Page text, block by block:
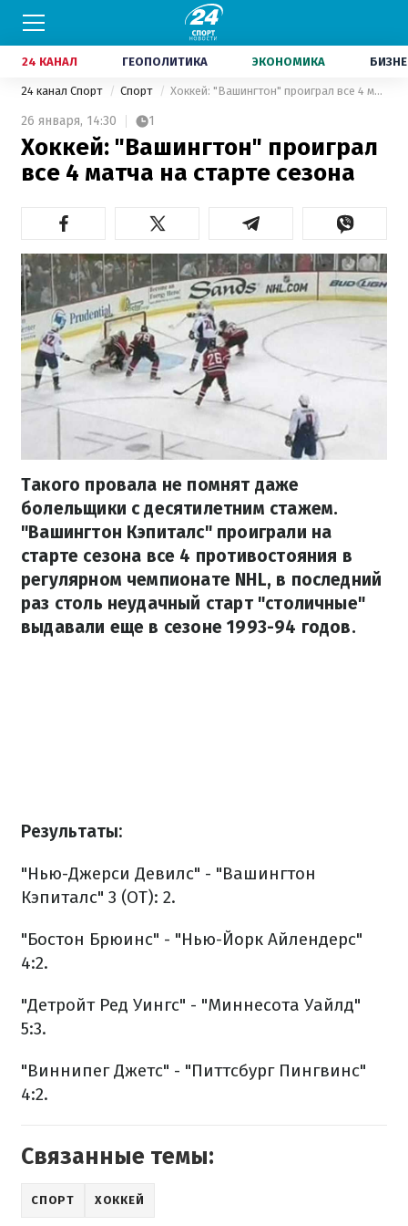
24 КАНАЛ ГЕОПОЛИТИКА ЭКОНОМИКА
24 канал Спорт Спорт Хоккей: "Вашингтон" проиграл все 4 матча на старте сезона
26 января, 14:30 1
Хоккей: "Вашингтон" проиграл
все 4 матча на старте сезона
Такого провала не помнят даже
болельщики с десятилетним стажем.
"Вашингтон Кэпиталс" проиграли на
старте сезона все 4 противостояния в
регулярном чемпионате NHL, в последний
раз столь неудачный старт "столичные"
выдавали еще в сезоне 1993-94 годов.
Результаты:
"Нью-Джерси Девилс" - "Вашингтон
Кэпиталс" 3 (ОТ): 2.
"Бостон Брюинс" - "Нью-Йорк Айлендерс"
4:2.
"Детройт Ред Уингс" - "Миннесота Уайлд"
5:3.
"Виннипег Джетс" - "Питтсбург Пингвинс"
4:2.
Связанные темы:
СПОРТ ХОККЕЙ